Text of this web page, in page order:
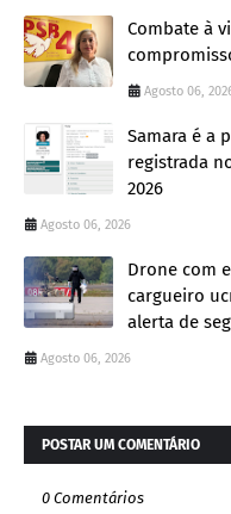
Combate à
Agosto 06,
Samara é a
registrada
2026
Agosto 06, 2026
Drone com
cargueiro
alerta de
Agosto 06, 2026
POSTAR UM COMENTÁRIO
0 Comentários